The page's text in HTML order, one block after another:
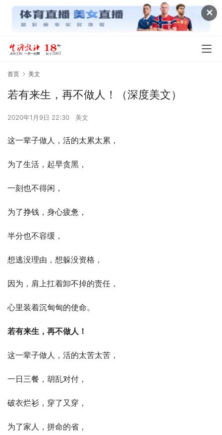
✕
首页 美文
若有来生，再不做人！（深度美文）
2020年1月9日 22:30 美文
这一辈子做人，活的太累太累，
为了生活，起早贪黑，
一刻也不得闲，
为了挣钱，身心疲惫，
半分也不容缓，
想逃没理由，想躲没资格，
因为，肩上扛着卸不掉的责任，
心里装着沉甸甸的使命。
若有来生，再不做人！
这一辈子做人，活的太苦太苦，
一日三餐，胡乱对付，
破衣烂衫，穿了又穿，
为了家人，拼命的省，